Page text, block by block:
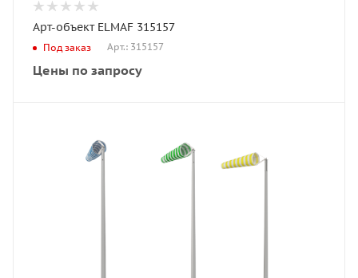
Арт-объект ELMAF 315157
Под заказ Арт.: 315157
Цены по запросу